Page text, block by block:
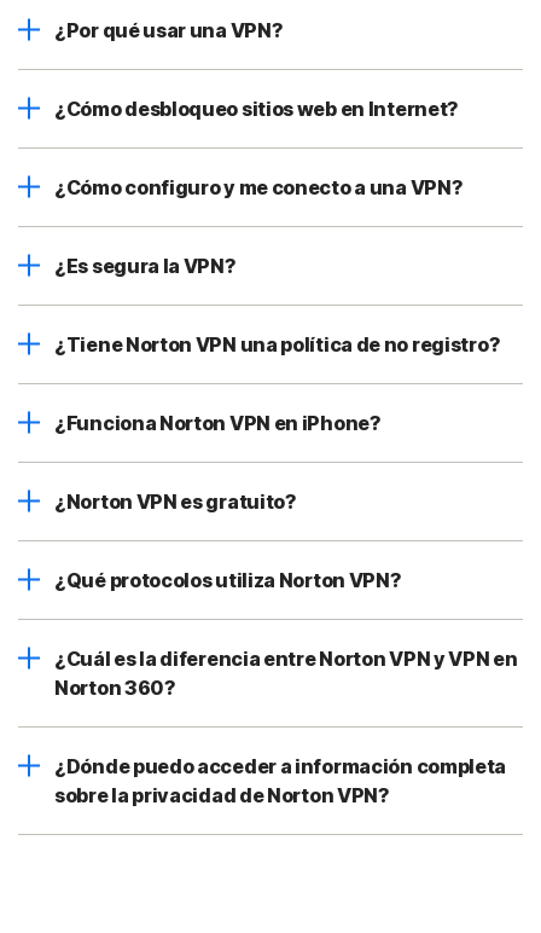
¿Por qué usar una VPN?
¿Cómo desbloqueo sitios web en Internet?
¿Cómo configuro y me conecto a una VPN?
¿Es segura la VPN?
¿Tiene Norton VPN una política de no registro?
¿Funciona Norton VPN en iPhone?
¿Norton VPN es gratuito?
¿Qué protocolos utiliza Norton VPN?
¿Cuál es la diferencia entre Norton VPN y VPN en
Norton 360?
¿Dónde puedo acceder a información completa
sobre la privacidad de Norton VPN?